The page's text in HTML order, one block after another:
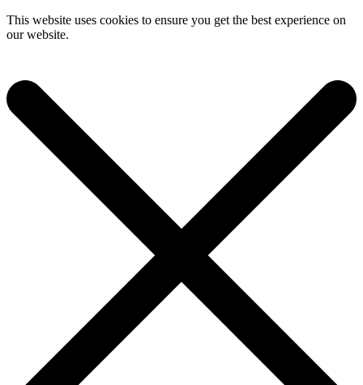
This website uses cookies to ensure you get the best experience on
our website.